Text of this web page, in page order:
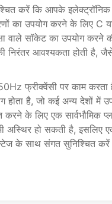
करें कि आपके
का उपयोग करने के लिए C
वाले सॉकेट का उपयोग
आवश्यकता होती है,
फ्रीक्वेंसी पर काम करता
होता है, जो कई अन्य देशों में
के लिए एक सार्वभौमिक
हो सकती है, इसलिए
के साथ संगत सुनिश्चित करें